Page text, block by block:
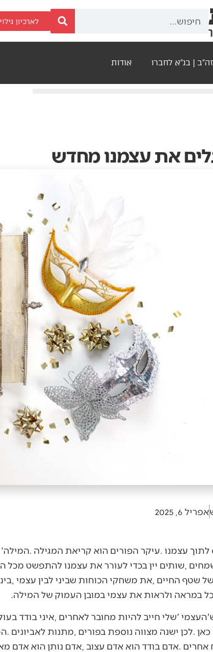
לארכיון
| בנ"א לחברו אודות
את עצמנו מחדש
אפריל 6, 2025